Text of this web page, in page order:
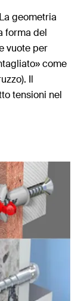
geometria
forma del
vuote per
come
Il
tensioni nel